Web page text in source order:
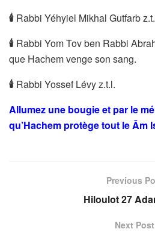
🕯 Rabbi Yéhyiel Mikhal Gutfarb
🕯 Rabbi Yom Tov ben Rabbi
que Hachem venge son sang.
🕯 Rabbi Yossef Lévy z.t.l.
Allumez une bougie et par le
qu’Hachem protège tout le Âm
Previous
Hiloulot 27
Next Post